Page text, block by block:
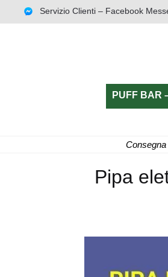
Servizio Clienti – Facebook
PUFF BAR
Pipa